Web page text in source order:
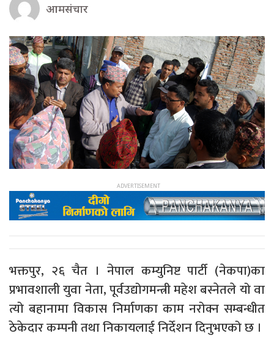
आमसंचार
भक्तपुर, २६ चैत । नेपाल कम्युनिष्ट पार्टी (नेकपा)का
प्रभावशाली युवा नेता, पूर्वउद्योगमन्त्री महेश बस्नेतले यो वा
त्यो बहानामा विकास निर्माणका काम नरोक्न सम्बन्धीत
ठेकेदार कम्पनी तथा निकायलाई निर्देशन दिनुभएको छ ।